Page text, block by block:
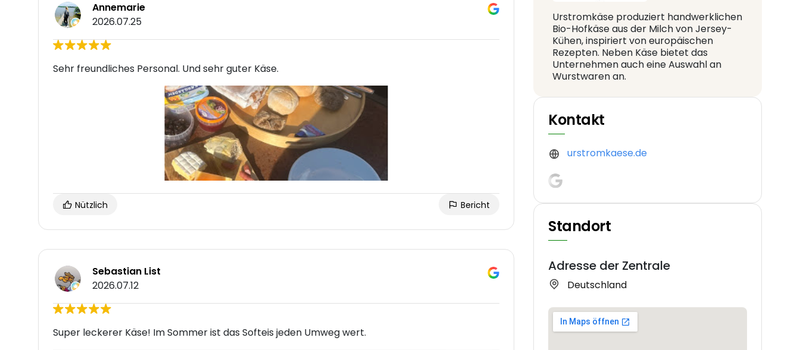
Annemarie
2026.07.25
Sehr freundliches Personal. Und sehr guter Käse.
Nützlich Bericht
Sebastian List
2026.07.12
Super leckerer Käse! Im Sommer ist das Softeis jeden Umweg wert.
Urstromkäse produziert handwerklichen
Bio-Hofkäse aus der Milch von Jersey-
Kühen, inspiriert von europäischen
Rezepten. Neben Käse bietet das
Unternehmen auch eine Auswahl an
Wurstwaren an.
Kontakt
urstromkaese.de
Standort
Adresse der Zentrale
Deutschland